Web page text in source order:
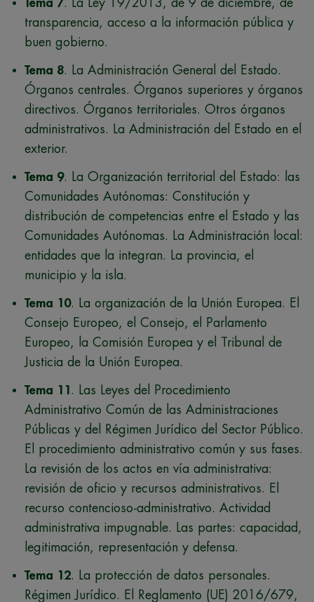
transparencia, acceso a la información pública y
buen gobierno.
Tema 8 . La Administración General del Estado.
Órganos centrales. Órganos superiores y órganos
directivos. Órganos territoriales. Otros órganos
administrativos. La Administración del Estado en el
exterior.
Tema 9. La Organización territorial del Estado: las
Comunidades Autónomas: Constitución y
distribución de competencias entre el Estado y las
Comunidades Autónomas. La Administración local:
entidades que la integran. La provincia, el
municipio y la isla.
Tema 10. La organización de la Unión Europea. El
Consejo Europeo, el Consejo, el Parlamento
Europeo, la Comisión Europea y el Tribunal de
Justicia de la Unión Europea.
Tema 11
. Las Leyes del Procedimiento
Administrativo Común de las Administraciones
Públicas y del Régimen Jurídico del Sector Público.
El procedimiento administrativo común y sus fases.
La revisión de los actos en vía administrativa:
revisión de oficio y recursos administrativos. El
recurso contencioso-administrativo. Actividad
administrativa impugnable. Las partes: capacidad,
legitimación, representación y defensa.
Tema 12 . La protección de datos personales.
Régimen Jurídico. El Reglamento (UE) 2016/679,